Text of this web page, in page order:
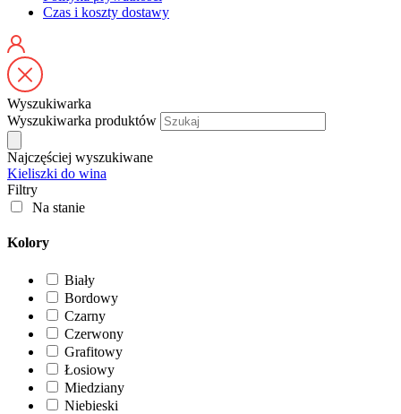
Czas i koszty dostawy
Wyszukiwarka
Wyszukiwarka produktów
Najczęściej wyszukiwane
Kieliszki do wina
Filtry
Na stanie
Kolory
Biały
Bordowy
Czarny
Czerwony
Grafitowy
Łosiowy
Miedziany
Niebieski